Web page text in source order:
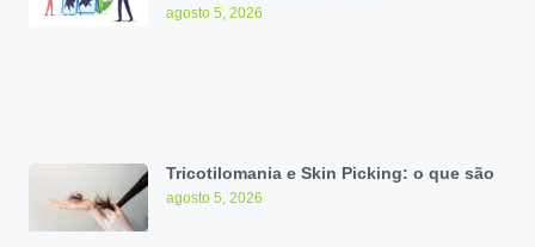
agosto 5, 2026
Tricotilomania e Skin Picking: o que são
agosto 5, 2026